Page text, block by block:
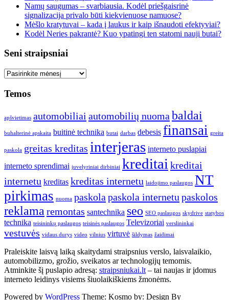
Namų saugumas – svarbiausia. Kodėl priešgaisrinė
signalizacija privalo būti kiekvienuose namuose?
Mėšlo kratytuvai – kada į laukus ir kaip išnaudoti efektyviai?
Kodėl Neries pakrantė? Kuo ypatingi ten statomi nauji butai?
Seni straipsniai
Seni
Temos
apšvietimas automobiliai automobilių nuoma baldai
buhalterinė apskaita buitinė technika butai darbas debesis finansai greita
paskola greitas kreditas interjeras interneto puslapiai
interneto sprendimai juvelyriniai dirbiniai kreditai kreditai
internetu kreditas kreditas internetu laidojimo paslaugos NT
pirkimas nuoma paskola paskola internetu paskolos
reklamaremontas santechnika seo SEO paslaugos skydrive statybos
technika teisininkų paslaugos teisinės paslaugos Televizoriai verslininkai
vestuvės vidaus durys video vilnius virtuvė šildymas žaidimai
Praleiskite laisvą laiką skaitydami straipsnius verslo, laisvalaikio,
automobilizmo, grožio, sveikatos ar technologijų temomis.
Atminkite šį puslapio adresą: straipsniukai.lt – tai naujas ir įdomus
interneto leidinys visiems šiuolaikiškiems žmonėms.
Powered by WordPress Theme: Kosmo by: Design By